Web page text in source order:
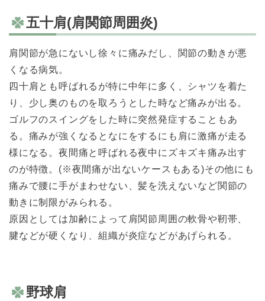
五十肩(肩関節周囲炎)
肩関節が急にないし徐々に痛みだし、関節の動きが悪
くなる病気。
四十肩とも呼ばれるが特に中年に多く、シャツを着た
り、少し奥のものを取ろうとした時など痛みが出る。
ゴルフのスイングをした時に突然発症することもあ
る。痛みが強くなるとなにをするにも肩に激痛が走る
様になる。夜間痛と呼ばれる夜中にズキズキ痛み出す
のが特徴。(※夜間痛が出ないケースもある)その他にも
痛みで腰に手がまわせない、髪を洗えないなど関節の
動きに制限がみられる。
原因としては加齢によって肩関節周囲の軟骨や靭帯、
腱などが硬くなり、組織が炎症などがあげられる。
野球肩